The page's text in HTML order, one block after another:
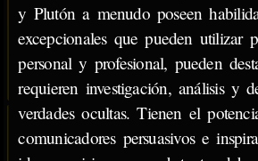
y Plutón a menudo poseen
excepcionales que pueden utilizar
personal y profesional, pueden
requieren investigación, análisis y
verdades ocultas. Tienen el
comunicadores persuasivos e